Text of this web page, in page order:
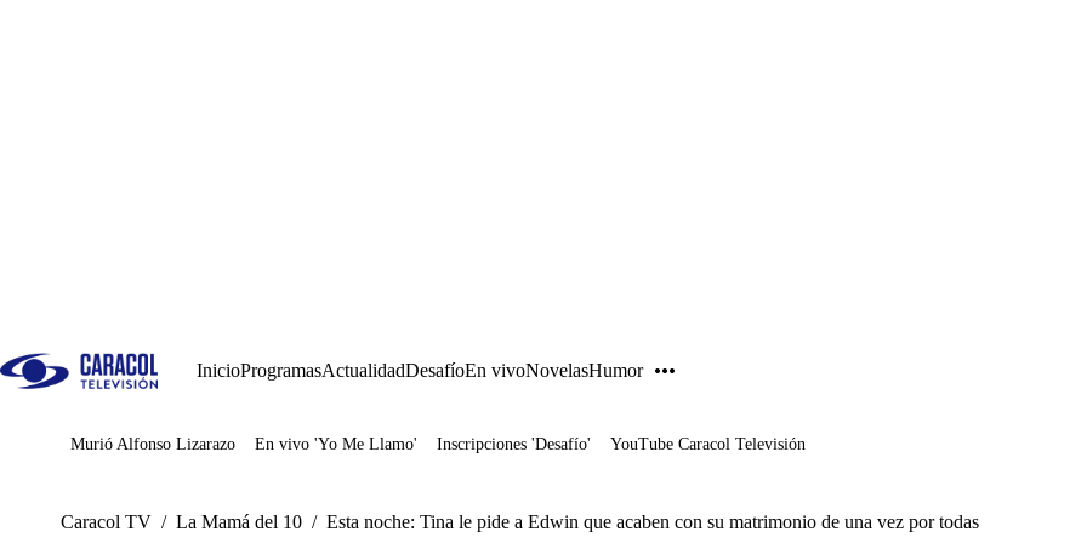
InicioProgramasActualidadDesafíoEn vivoNovelasHumor
Juegos
Murió Alfonso Lizarazo En vivo 'Yo Me Llamo' Inscripciones 'Desafío' YouTube Caracol Televisión
Caracol TV / La Mamá del 10 / Esta noche: Tina le pide a Edwin que acaben con su matrimonio de una vez por todas